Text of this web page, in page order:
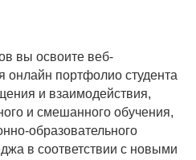
вы освоите веб-
онлайн портфолио студента
и взаимодействия,
и смешанного обучения,
образовательного
в соответствии с новыми